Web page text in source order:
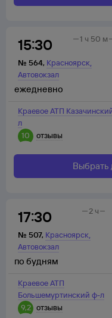
15:30
№ 564, Красноярск,
Автовокзал
1 ч 50 м
Краевое АТП
л
10
отзывы
ежедневно
Выбрать
17:30
№ 507, Красноярск,
Автовокзал
2 ч
Краевое АТП
Большемуртинский ф-л
9,2 отзывы
по будням